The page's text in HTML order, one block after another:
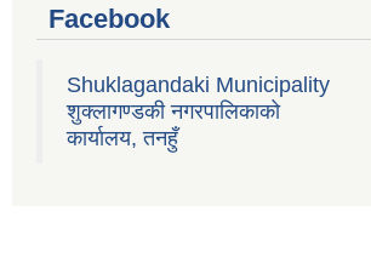
Facebook
Shuklagandaki Municipality
शुक्लागण्डकी नगरपालिकाको
कार्यालय, तनहुँ